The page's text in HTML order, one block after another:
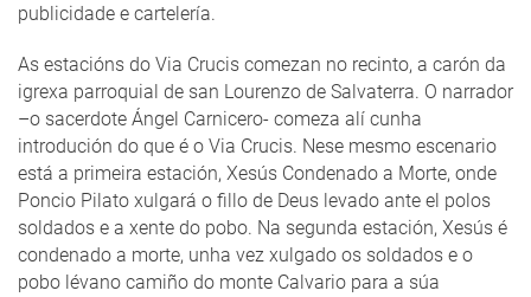
publicidade e cartelería.
As estacións do Via Crucis comezan no recinto, a carón da
igrexa parroquial de san Lourenzo de Salvaterra. O narrador
–o sacerdote Ángel Carnicero- comeza alí cunha
introdución do que é o Via Crucis. Nese mesmo escenario
está a primeira estación, Xesús Condenado a Morte, onde
Poncio Pilato xulgará o fillo de Deus levado ante el polos
soldados e a xente do pobo. Na segunda estación, Xesús é
condenado a morte, unha vez xulgado os soldados e o
pobo lévano camiño do monte Calvario para a súa